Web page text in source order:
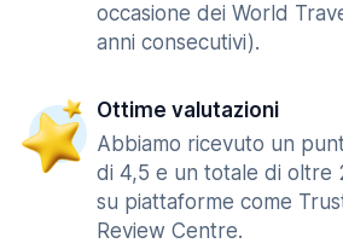
occasione dei World
anni consecutivi).
Ottime valutazioni
Abbiamo ricevuto un
di 4,5 e un totale di oltre
su piattaforme come
Review Centre.